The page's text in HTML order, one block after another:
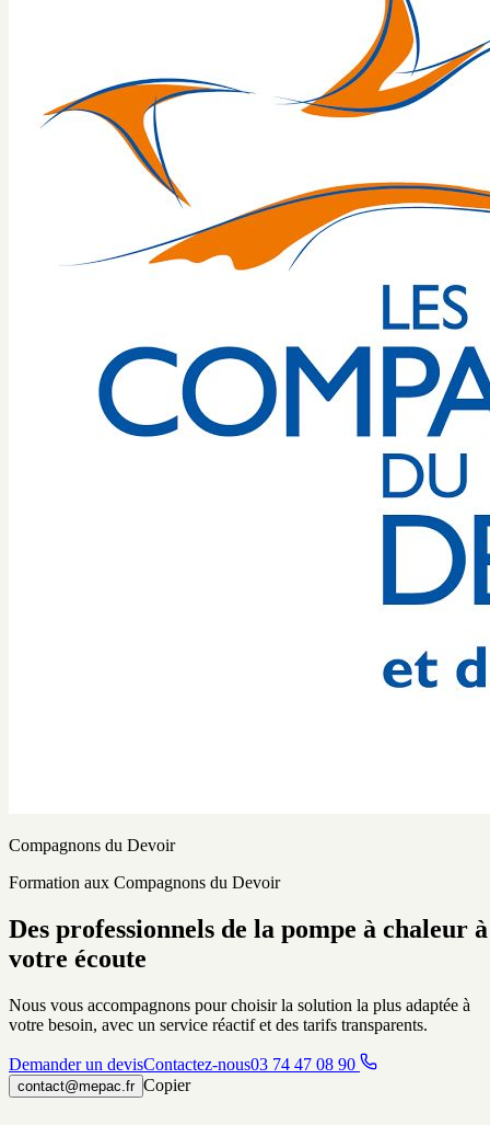
Compagnons du Devoir
Formation aux Compagnons du Devoir
Des professionnels de la pompe à chaleur à
votre écoute
Nous vous accompagnons pour choisir la solution la plus adaptée à
votre besoin, avec un service réactif et des tarifs transparents.
Demander un devisContactez-nous03 74 47 08 90
contact@mepac.fr Copier